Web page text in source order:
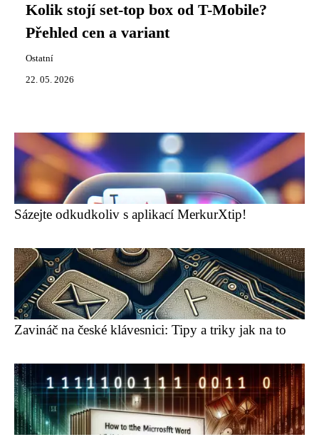
Kolik stojí set-top box od T-Mobile?
Přehled cen a variant
Ostatní
22. 05. 2026
Sázejte odkudkoliv s aplikací MerkurXtip!
Zavináč na české klávesnici: Tipy a triky jak na to